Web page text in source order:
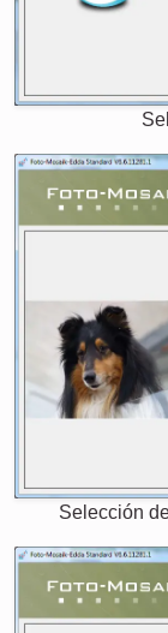
Selección